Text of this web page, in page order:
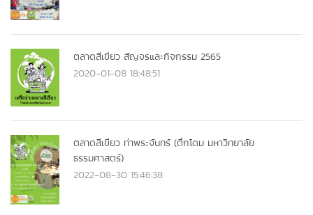
ตลาดสีเขียว สัญจรและกิจกรรม 2565
2020-01-08 18:48:51
ตลาดสีเขียว ท่าพระจันทร์ (ตึกโดม มหาวิทยาลัย
ธรรมศาสตร์)
2022-08-30 15:46:38